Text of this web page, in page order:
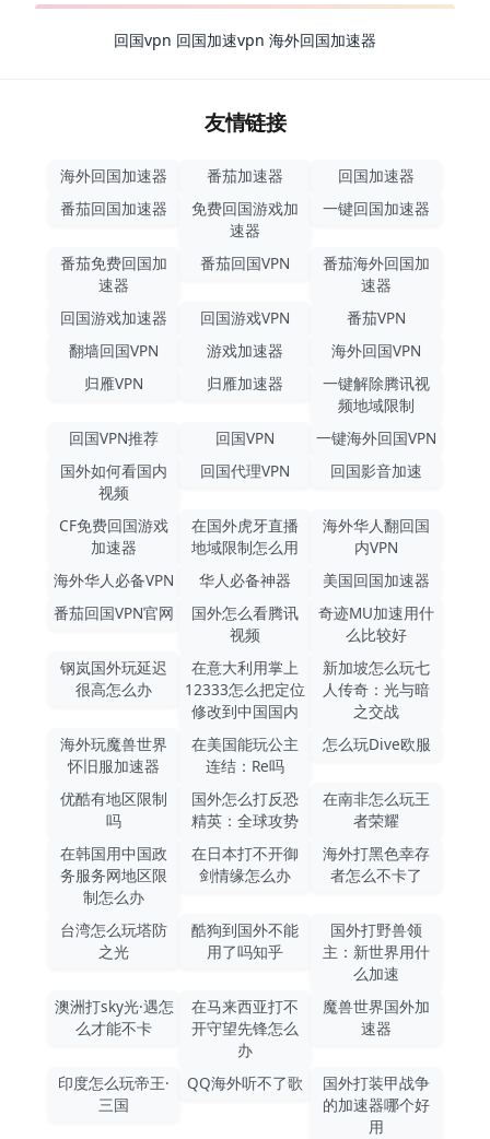
回国vpn 回国加速vpn 海外回国加速器
友情链接
海外回国加速器 番茄加速器
回国加速器
番茄回国加速器
免费回国游戏加
速器
一键回国加速器
番茄免费回国加
速器
番茄回国VPN
番茄海外回国加
速器
回国游戏加速器
回国游戏VPN
番茄VPN
翻墙回国VPN
游戏加速器
海外回国VPN
归雁VPN
归雁加速器
一键解除腾讯视
频地域限制
回国VPN推荐
回国VPN
一键海外回国VPN
国外如何看国内
视频
回国代理VPN 回国影音加速
CF免费回国游戏
加速器
在国外虎牙直播
地域限制怎么用
海外华人翻回国
内VPN
海外华人必备VPN
华人必备神器
美国回国加速器
番茄回国VPN官网
国外怎么看腾讯
视频
奇迹MU加速用什
么比较好
钢岚国外玩延迟
很高怎么办
在意大利用掌上
12333怎么把定位
修改到中国国内
新加坡怎么玩七
人传奇：光与暗
之交战
海外玩魔兽世界
怀旧服加速器
在美国能玩公主
连结：Re吗
怎么玩Dive欧服
优酷有地区限制
吗
国外怎么打反恐
精英：全球攻势
在南非怎么玩王
者荣耀
在韩国用中国政
务服务网地区限
制怎么办
在日本打不开御
剑情缘怎么办
海外打黑色幸存
者怎么不卡了
台湾怎么玩塔防
之光
酷狗到国外不能
用了吗知乎
国外打野兽领
主：新世界用什
么加速
澳洲打sky光·遇怎
么才能不卡
在马来西亚打不
开守望先锋怎么
办
魔兽世界国外加
速器
印度怎么玩帝王·
三国
QQ海外听不了歌
国外打装甲战争
的加速器哪个好
用